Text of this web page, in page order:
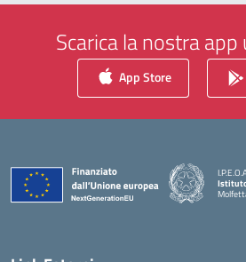
Scarica la nostra
App Store